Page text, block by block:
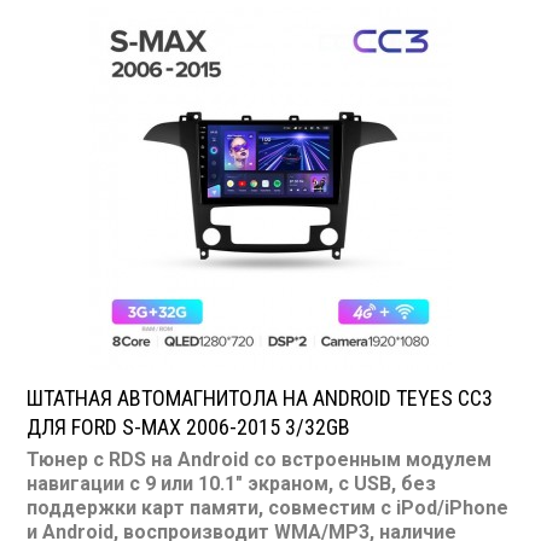
DVD/Video: нет, 9 или 10.1" экран
TV-тюнер: нет
USB: есть
AUX вход: есть
Съемная панель: нет
RCA (линейные) выходы: 3 пары
Мощность 50 Вт х 4
ШТАТНАЯ АВТОМАГНИТОЛА НА ANDROID TEYES CC3
ДЛЯ FORD S-MAX 2006-2015 3/32GB
Тюнер с RDS на Android со встроенным модулем
навигации с 9 или 10.1" экраном, с USB, без
поддержки карт памяти, совместим с iPod/iPhone
и Android, воспроизводит WMA/MP3, наличие